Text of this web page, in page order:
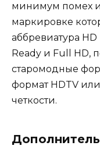
минимум помех
маркировке
аббревиатура
Ready и Full HD,
старомодные
формат HDTV
четкости.